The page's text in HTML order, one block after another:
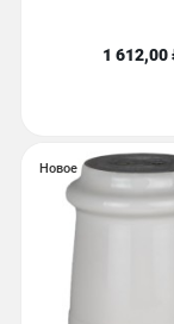
1 612,00
Новое